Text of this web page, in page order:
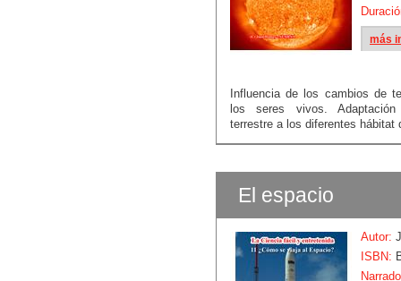
más
Influencia de los cambios de
los seres vivos.
terrestre a los diferentes hábitat
El espacio
Autor:
ISBN: